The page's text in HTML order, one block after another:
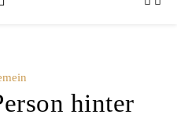
hinter